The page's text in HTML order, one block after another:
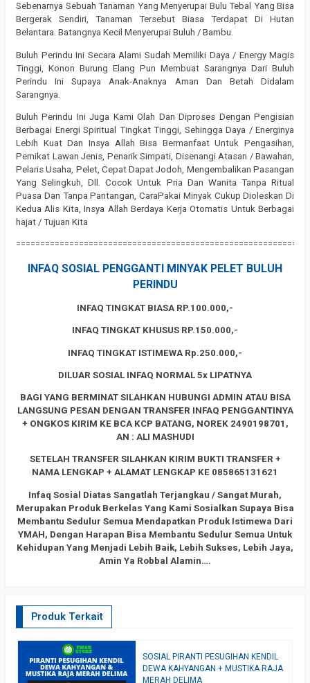
Sebenarnya Sebuah Tanaman Yang Menyerupai Bulu Tebal Yang Bisa
Bergerak Sendiri, Tanaman Tersebut Biasa Terdapat Di Hutan
Belantara. Batangnya Kecil Menyerupai Buluh / Bambu.
Buluh Perindu Ini Secara Alami Sudah Memiliki Daya / Energy Magis
Tinggi, Konon Burung Elang Pun Membuat Sarangnya Dari Buluh
Perindu Ini Supaya Anak-Anaknya Aman Dan Betah Didalam
Sarangnya.
Buluh Perindu Ini Juga Kami Olah Dan Diproses Dengan Pengisian
Berbagai Energi Spiritual Tingkat Tinggi, Sehingga Daya / Energinya
Lebih Kuat Dan Insya Allah Bisa Bermanfaat Untuk Pengasihan,
Pemikat Lawan Jenis, Penarik Simpati, Disenangi Atasan / Bawahan,
Pelaris Usaha, Pelet, Cepat Dapat Jodoh, Mengembalikan Pasangan
Yang Selingkuh, Dll. Cocok Untuk Pria Dan Wanita Tanpa Ritual
Puasa Dan Tanpa Pantangan, CaraPakai Minyak Cukup Dioleskan Di
Kedua Alis Kita, Insya Allah Berdaya Kerja Otomatis Untuk Berbagai
hajat / Tujuan Kita
INFAQ SOSIAL PENGGANTI MINYAK PELET BULUH
PERINDU
INFAQ TINGKAT BIASA RP.100.000,-
INFAQ TINGKAT KHUSUS RP.150.000,-
INFAQ TINGKAT ISTIMEWA Rp.250.000,-
DILUAR SOSIAL INFAQ NORMAL 5x LIPATNYA
BAGI YANG BERMINAT SILAHKAN HUBUNGI ADMIN ATAU BISA
LANGSUNG PESAN DENGAN TRANSFER INFAQ PENGGANTINYA
+ ONGKOS KIRIM KE BCA KCP BATANG, NOREK 2490198701,
AN : ALI MASHUDI
SETELAH TRANSFER SILAHKAN KIRIM BUKTI TRANSFER +
NAMA LENGKAP + ALAMAT LENGKAP KE 085865131621
Infaq Sosial Diatas Sangatlah Terjangkau / Sangat Murah,
Merupakan Produk Berkelas Yang Kami Sosialkan Supaya Bisa
Membantu Sedulur Semua Mendapatkan Produk Istimewa Dari
YMAH, Dengan Harapan Bisa Membantu Sedulur Semua Untuk
Kehidupan Yang Menjadi Lebih Baik, Lebih Sukses, Lebih Jaya,
Amin Ya Robbal Alamin….
Produk Terkait
SOSIAL PIRANTI PESUGIHAN KENDIL
DEWA KAHYANGAN + MUSTIKA RAJA
MERAH DELIMA
Diskon
74%